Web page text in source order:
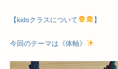
【kidsクラスについて 】
今回のテーマは《体軸》